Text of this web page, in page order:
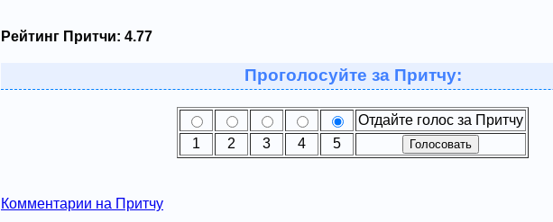
Рейтинг Притчи: 4.77
Проголосуйте за Притчу:
Отдайте голос за Притчу
1
2 3 4 5
Комментарии на Притчу